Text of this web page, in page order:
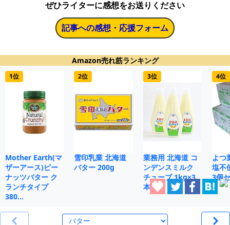
ぜひライターに感想をお送りください
記事への感想・応援フォーム
Amazon売れ筋ランキング
1位
Mother Earth(マ
ザーアース)ピー
ナッツバター ク
ランチタイプ
380…
2位
雪印乳業 北海道
バター 200g
3位
業務用 北海道 コ
ンデンスミルク
チューブ 1kg×3
本
4位
よつ
塩不
3個